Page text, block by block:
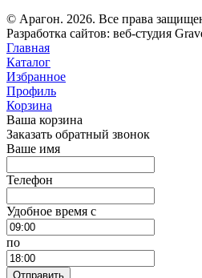
© Арагон. 2026. Все права
Разработка сайтов: веб-студия
Главная
Каталог
Избранное
Профиль
Корзина
Ваша корзина
Заказать обратный звонок
Ваше имя
Телефон
Удобное время c
по
Отправить